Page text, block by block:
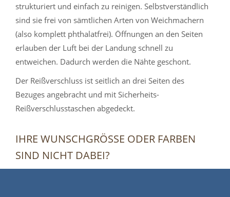
strukturiert und einfach zu reinigen. Selbstverständlich
sind sie frei von sämtlichen Arten von Weichmachern
(also komplett phthalatfrei). Öffnungen an den Seiten
erlauben der Luft bei der Landung schnell zu
entweichen. Dadurch werden die Nähte geschont.
Der Reißverschluss ist seitlich an drei Seiten des
Bezuges angebracht und mit Sicherheits-
Reißverschlusstaschen abgedeckt.
IHRE WUNSCHGRÖSSE ODER FARBEN S
IND NICHT DABEI?